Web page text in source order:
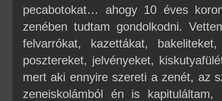
pecabotokat… ahogy 10 éves
zenében tudtam gondolkodni.
felvarrókat, kazettákat,
posztereket, jelvényeket,
mert aki ennyire szereti a zenét, az
zeneiskolámból én is